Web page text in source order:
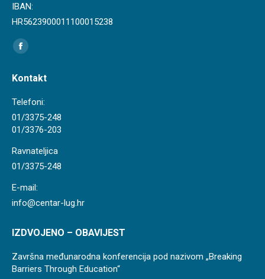
IBAN:
HR5623900011100015238
Find us on:
Facebook
opens
in
new
window
Kontakt
Telefoni:
01/3375-248
01/3376-203
Ravnateljica
01/3375-248
E-mail:
info@centar-lug.hr
IZDVOJENO – OBAVIJEST
Završna međunarodna konferencija pod nazivom „Breaking
Barriers Through Education“